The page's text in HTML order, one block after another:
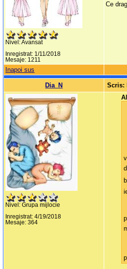
Nivel: Avansat
Inregistrat: 1/11/2018
Mesaje: 1211
Ce
Inapoi sus
Dia_N Scris:
Nivel: Grupa mijlocie
Inregistrat: 4/19/2018
Mesaje: 364